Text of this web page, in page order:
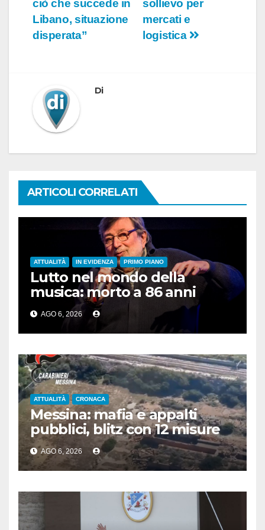
sollievo per
mercati e
logistica
ciò che succede in
Libano, situazione
disperata”
Di
ARTICOLI CORRELATI
ATTUALITÀ IN EVIDENZA PRIMO PIANO
Lutto nel mondo della
musica: morto a 86 anni
Francesco Guccini
AGO 6, 2026
ATTUALITÀ CRONACA
Messina: mafia e appalti
pubblici, blitz con 12 misure
cautelari
AGO 6, 2026